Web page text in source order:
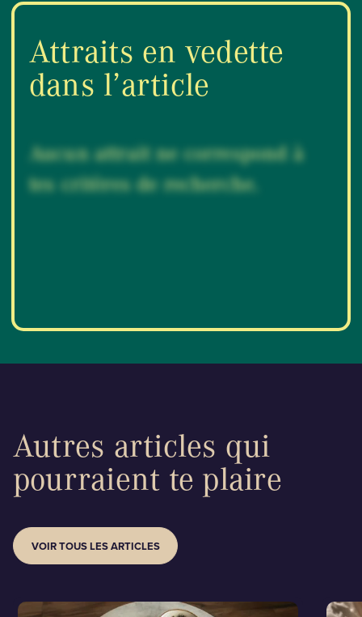
Attraits en vedette
dans l’article
Aucun attrait ne correspond à
tes critères de recherche.
Autres articles qui
pourraient te plaire
VOIR TOUS LES ARTICLES